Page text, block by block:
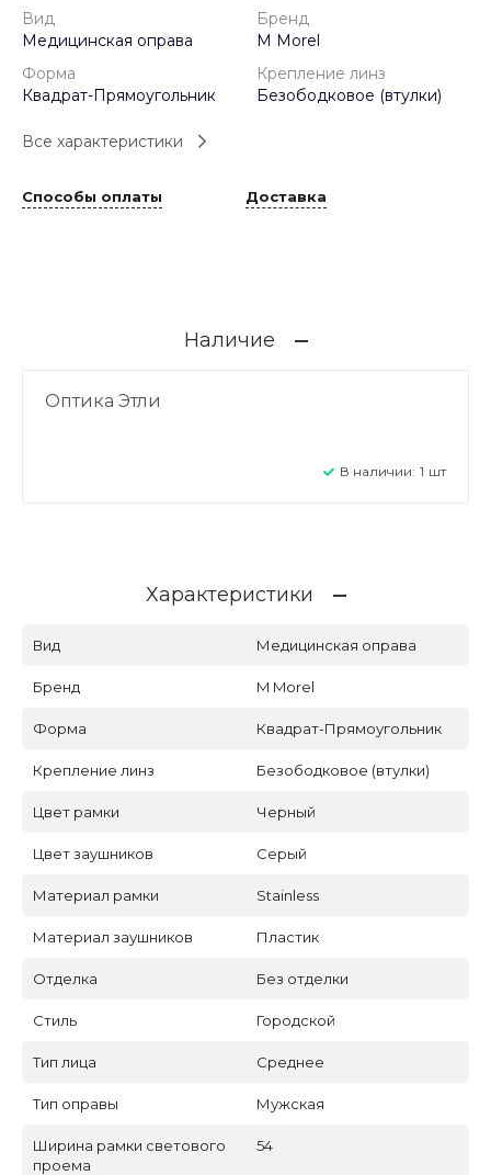
Вид
Медицинская оправа
Бренд
M Morel
Форма
Квадрат-Прямоугольник
Крепление линз
Безободковое (втулки)
Все характеристики
Способы оплаты Доставка
Наличие
Оптика Этли
В наличии: 1 шт
Характеристики
Вид Медицинская оправа
Бренд M Morel
Форма Квадрат-Прямоугольник
Крепление линз Безободковое (втулки)
Цвет рамки Черный
Цвет заушников Серый
Материал рамки Stainless
Материал заушников Пластик
Отделка Без отделки
Стиль Городской
Тип лица Среднее
Тип оправы Мужская
Ширина рамки светового
проема
54